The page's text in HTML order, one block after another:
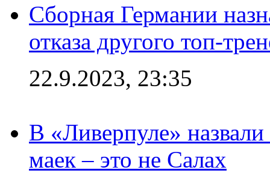
Сборная Германии
отказа другого топ-
22.9.2023, 23:35
В «Ливерпуле»
маек – это не Салах